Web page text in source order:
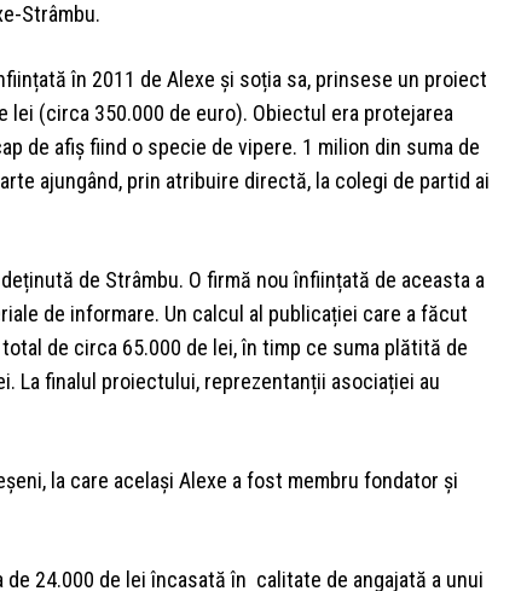
Strâmbu.
în 2011 de Alexe și soția sa, prinsese un proiect
lei (circa 350.000 de euro). Obiectul era protejarea
de afiș fiind o specie de vipere. 1 milion din suma de
ajungând, prin atribuire directă, la colegi de partid ai
de Strâmbu. O firmă nou înființată de aceasta a
de informare. Un calcul al publicației care a făcut
de circa 65.000 de lei, în timp ce suma plătită de
La finalul proiectului, reprezentanții asociației au
la care acelaşi Alexe a fost membru fondator şi
24.000 de lei încasată în calitate de angajată a unui